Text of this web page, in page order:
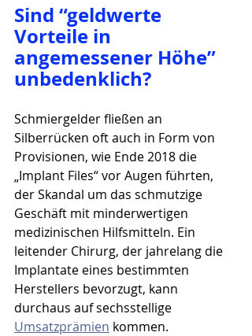
Sind “geldwerte
Vorteile in
angemessener Höhe”
unbedenklich?
Schmiergelder fließen an
Silberrücken oft auch in Form von
Provisionen, wie Ende 2018 die
„Implant Files“ vor Augen führten,
der Skandal um das schmutzige
Geschäft mit minderwertigen
medizinischen Hilfsmitteln. Ein
leitender Chirurg, der jahrelang die
Implantate eines bestimmten
Herstellers bevorzugt, kann
durchaus auf sechsstellige
Umsatzprämien kommen.